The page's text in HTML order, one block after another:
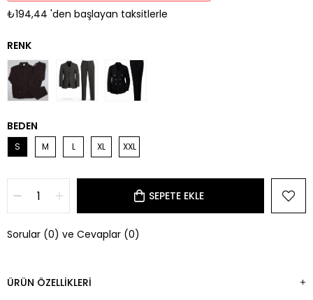
₺194,44 'den başlayan taksitlerle
BEDEN
S M L XL XXL
Sorular (0) ve Cevaplar (0)
ÜRÜN ÖZELLIKLERI